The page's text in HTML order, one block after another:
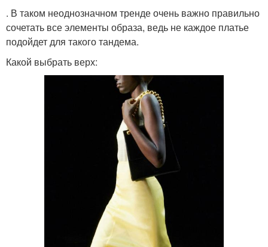
. В таком неоднозначном тренде очень важно правильно
сочетать все элементы образа, ведь не каждое платье
подойдет для такого тандема.
Какой выбрать верх: